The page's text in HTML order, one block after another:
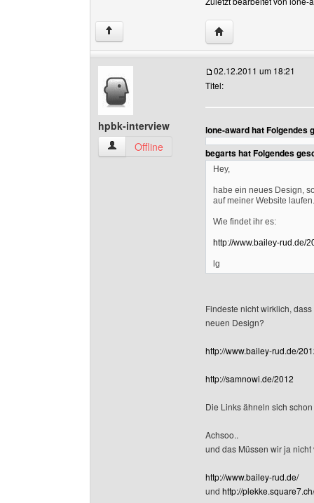
↑ Website dieses
hpbk-interview
hpbk-interview Benutzer-Profile anzeigen
Offline
02.12.2011 um 18:21
Titel:
lone-award hat Folgendes
begarts hat Folgendes
Hey,
habe ein neues Design,
auf meiner Website laufen.
Wie findet ihr es:
http://www.bailey-rud.de/
lg
Findeste nicht wirklich,
neuen Design?
http://www.bailey-rud.de/
http://samnowi.de/2012
Die Links ähneln sich
Achsoo..
und das Müssen wir ja
http://www.bailey-rud.de/
und http://